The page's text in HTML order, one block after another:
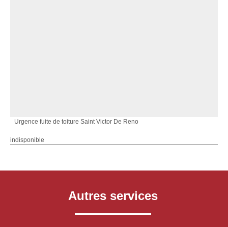
Urgence fuite de toiture Saint Victor De Reno
indisponible
Autres services